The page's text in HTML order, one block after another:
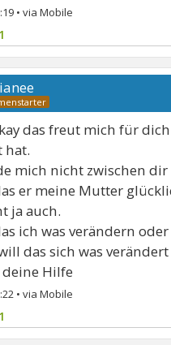
•
das freut mich für
hat.
mich nicht zwischen dir
er meine Mutter
ja auch.
ich was verändern
das sich was verändert
Hilfe
•